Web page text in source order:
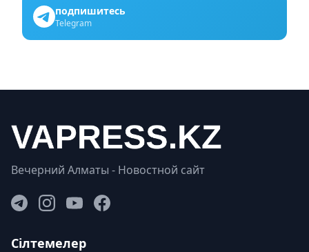
подпишитесь
Telegram
Вечерний Алматы - Новостной сайт
Сілтемелер